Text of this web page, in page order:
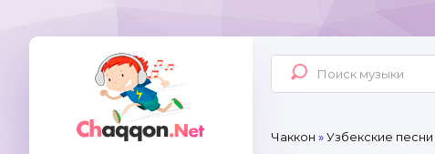
Чаккон »Узбекские песни